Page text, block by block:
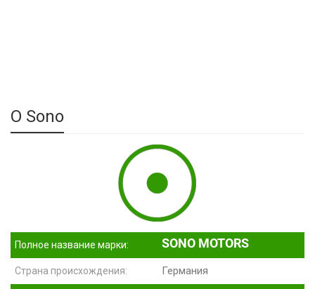
О Sono
Полное название марки: SONO MOTORS
Страна происхождения: Германия